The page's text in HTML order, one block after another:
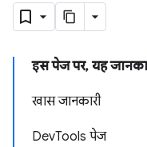
इस पेज पर, यह
खास जानकारी
DevTools पेज